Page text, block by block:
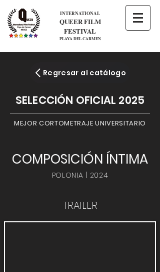
INTERNATIONAL
QUEER FILM
FESTIVAL
PLAYA DEL CARMEN
Regresar al catálogo
SELECCIÓN OFICIAL 2025
MEJOR CORTOMETRAJE UNIVERSITARIO
COMPOSICIÓN ÍNTIMA
POLONIA | 2024
TRAILER